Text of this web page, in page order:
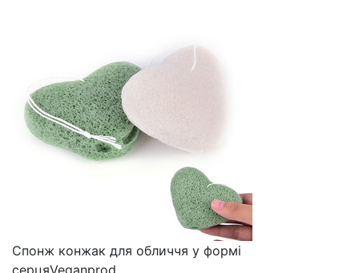
Спонж конжак для обличчя у формі
серцяVeganprod